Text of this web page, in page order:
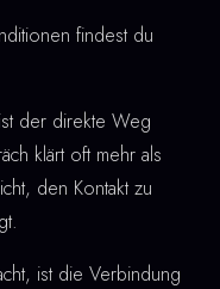
findest du
der direkte Weg
klärt oft mehr als
den Kontakt zu
ist die Verbindung